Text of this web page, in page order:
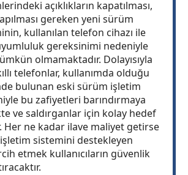
açıklıkların kapatılması,
gereken yeni sürüm
kullanılan telefon cihazı ile
gereksinimi nedeniyle
olmamaktadır. Dolayısıyla
telefonlar, kullanımda olduğu
bulunan eski sürüm işletim
bu zafiyetleri barındırmaya
ve saldırganlar için kolay hedef
Her ne kadar ilave maliyet getirse
sistemini destekleyen
etmek kullanıcıların güvenlik